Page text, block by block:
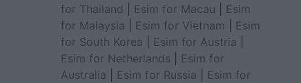
for Thailand
Esim for Macau
Esim
for Malaysia
Esim for Vietnam
Esim
for South Korea
Esim for Austria
Esim for Netherlands
Esim for
Australia
Esim for Russia
Esim for